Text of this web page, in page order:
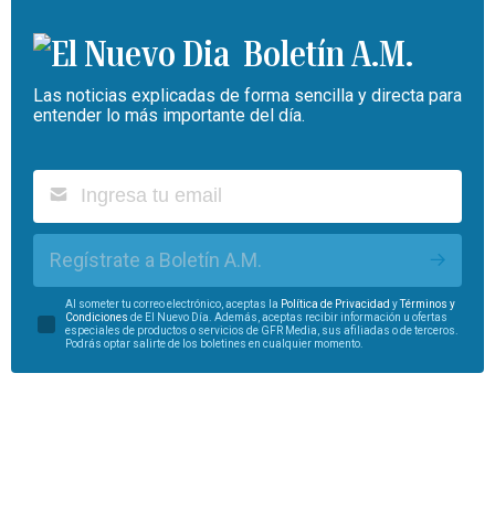
Boletín A.M.
Las noticias explicadas de forma sencilla y directa para
entender lo más importante del día.
Regístrate a Boletín A.M.
Al someter tu correo electrónico, aceptas la Política de Privacidad yTérminos y
Condiciones de El Nuevo Día. Además, aceptas recibir información u ofertas
especiales de productos o servicios de GFR Media, sus afiliadas o de terceros.
Podrás optar salirte de los boletines en cualquier momento.